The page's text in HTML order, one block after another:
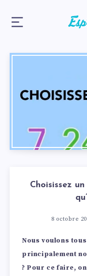
Choisissez
8 octobre
Nous voulons
principalement
? Pour ce faire,